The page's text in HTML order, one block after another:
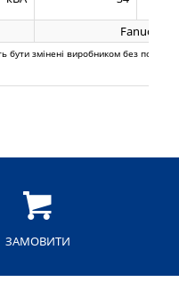
Fanuc
бути змінені виробником без
ЗАМОВИТИ